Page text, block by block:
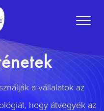
Toggle
a vállalatok az
hogy átvegyék az